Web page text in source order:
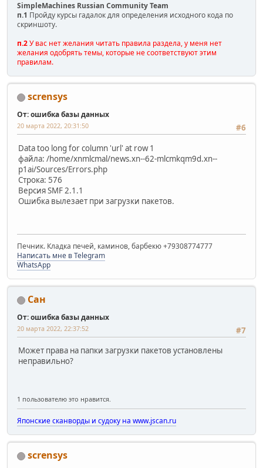
SimpleMachines Russian Community Team
п.1 Пройду курсы гадалок для определения исходного кода по
скриншоту.
п.2У вас нет желания читать правила раздела, у меня нет
желания одобрять темы, которые не соответствуют этим
правилам.
scrensys
От: ошибка базы данных
#6
20 марта 2022, 20:31:50
Data too long for column 'url' at row 1
файла: /home/xnmlcmal/news.xn--62-mlcmkqm9d.xn--
p1ai/Sources/Errors.php
Строка: 576
Версия SMF 2.1.1
Ошибка вылезает при загрузки пакетов.
Печник. Кладка печей, каминов, барбекю +79308774777
Написать мне в Telegram
WhatsApp
Сан
От: ошибка базы данных
#7
20 марта 2022, 22:37:52
Может права на папки загрузки пакетов установлены
неправильно?
1 пользователю это нравится.
Японские сканворды и судоку на www.jscan.ru
scrensys